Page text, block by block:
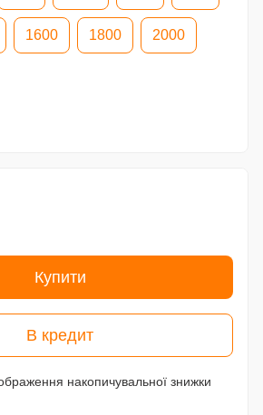
1600 1800 2000
Купити
В кредит
накопичувальної знижки